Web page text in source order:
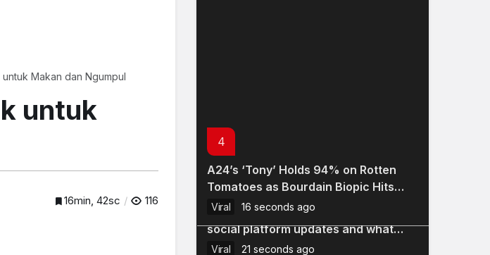
Makan dan Ngumpul
untuk
16min, 42sc 116
4
A24’s ‘Tony’ Holds 94% on Rotten
Tomatoes as Bourdain Biopic Hits
Theaters
Viral 16 seconds ago
5
July Platform Pulse: This month’s
social platform updates and what
they mean for brands
Viral 21 seconds ago